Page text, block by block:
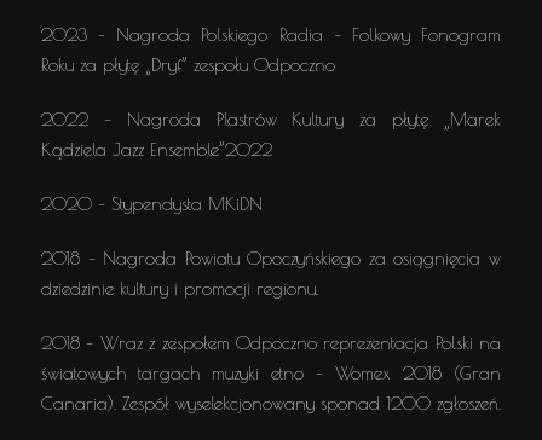
2023 – Nagroda Polskiego Radia – Folkowy Fonogram
Roku za płytę „Dryf” zespołu Odpoczno
2022 – Nagroda Plastrów Kultury za płytę „Marek
Kądziela Jazz Ensemble”2022
2020 – Stypendysta MKiDN
2018 – Nagroda Powiatu Opoczyńskiego za osiągnięcia w
dziedzinie kultury i promocji regionu.
2018 – Wraz z zespołem Odpoczno reprezentacja Polski na
światowych targach muzyki etno – Womex 2018 (Gran
Canaria). Zespół wyselekcjonowany sponad 1200 zgłoszeń.